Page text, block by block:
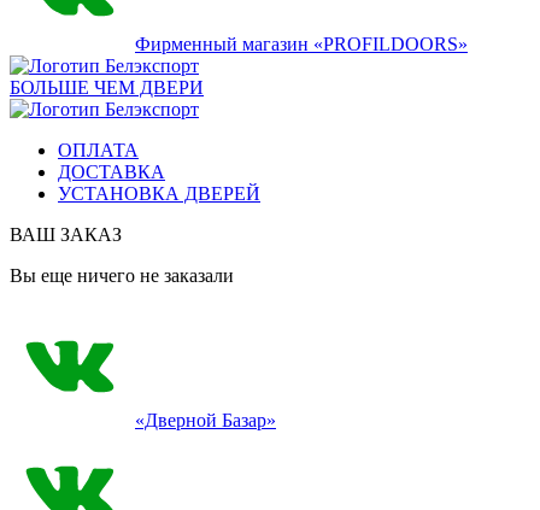
Фирменный магазин «PROFILDOORS»
БОЛЬШЕ ЧЕМ ДВЕРИ
ОПЛАТА
ДОСТАВКА
УСТАНОВКА ДВЕРЕЙ
ВАШ ЗАКАЗ
Вы еще ничего не заказали
«Дверной Базар»